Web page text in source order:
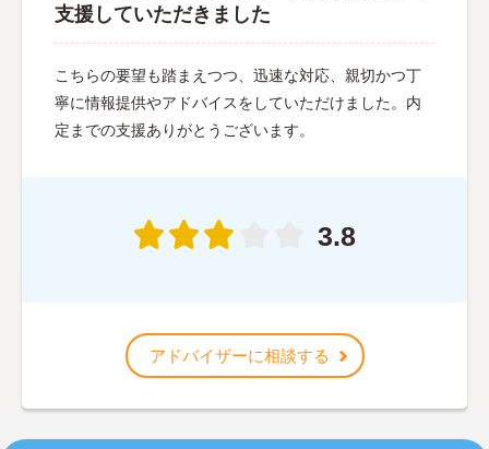
支援していただきました
こちらの要望も踏まえつつ、迅速な対応、親切かつ丁
寧に情報提供やアドバイスをしていただけました。内
定までの支援ありがとうございます。
3.8
アドバイザーに相談する